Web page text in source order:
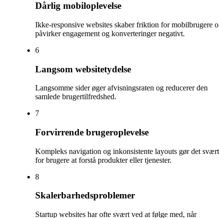
Dårlig mobiloplevelse
Ikke-responsive websites skaber friktion for mobilbrugere
påvirker engagement og konverteringer negativt.
6
Langsom websitetydelse
Langsomme sider øger afvisningsraten og reducerer den
samlede brugertilfredshed.
7
Forvirrende brugeroplevelse
Kompleks navigation og inkonsistente layouts gør det svært
for brugere at forstå produkter eller tjenester.
8
Skalerbarhedsproblemer
Startup websites har ofte svært ved at følge med, når